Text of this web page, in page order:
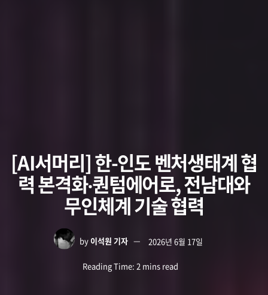
[AI서머리] 한-인도 벤처생태계 협
력 본격화‧퀀텀에어로, 전남대와
무인체계 기술 협력
by 이석원 기자 2026년 6월 17일
Reading Time: 2 mins read